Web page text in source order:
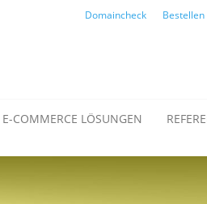
Domaincheck Bestellen
E-COMMERCE LÖSUNGEN